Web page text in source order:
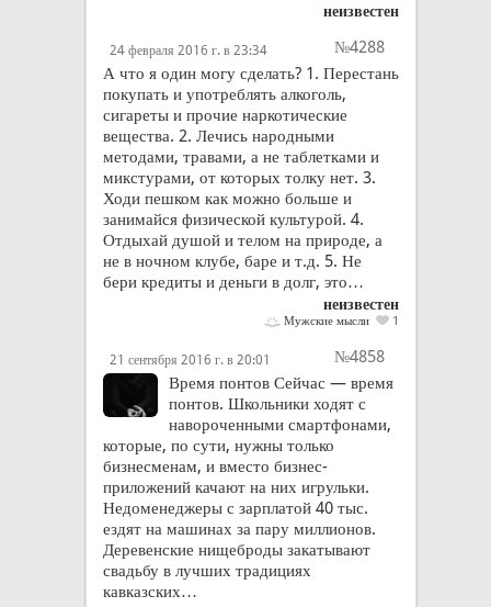
неизвестен
24 февраля 2016 г. в 23:34
№4288
А что я один могу сделать? 1. Перестань
покупать и употреблять алкоголь,
сигареты и прочие наркотические
вещества. 2. Лечись народными
методами, травами, а не таблетками и
микстурами, от которых толку нет. 3.
Ходи пешком как можно больше и
занимайся физической культурой. 4.
Отдыхай душой и телом на природе, а
не в ночном клубе, баре и т.д. 5. Не
бери кредиты и деньги в долг, это…
неизвестен
Мужские мысли 1
21 сентября 2016 г. в 20:01
№4858
Время понтов Сейчас — время
понтов. Школьники ходят с
навороченными смартфонами,
которые, по сути, нужны только
бизнесменам, и вместо бизнес-
приложений качают на них игрульки.
Недоменеджеры с зарплатой 40 тыс.
ездят на машинах за пару миллионов.
Деревенские нищеброды закатывают
свадьбу в лучших традициях
кавказских…